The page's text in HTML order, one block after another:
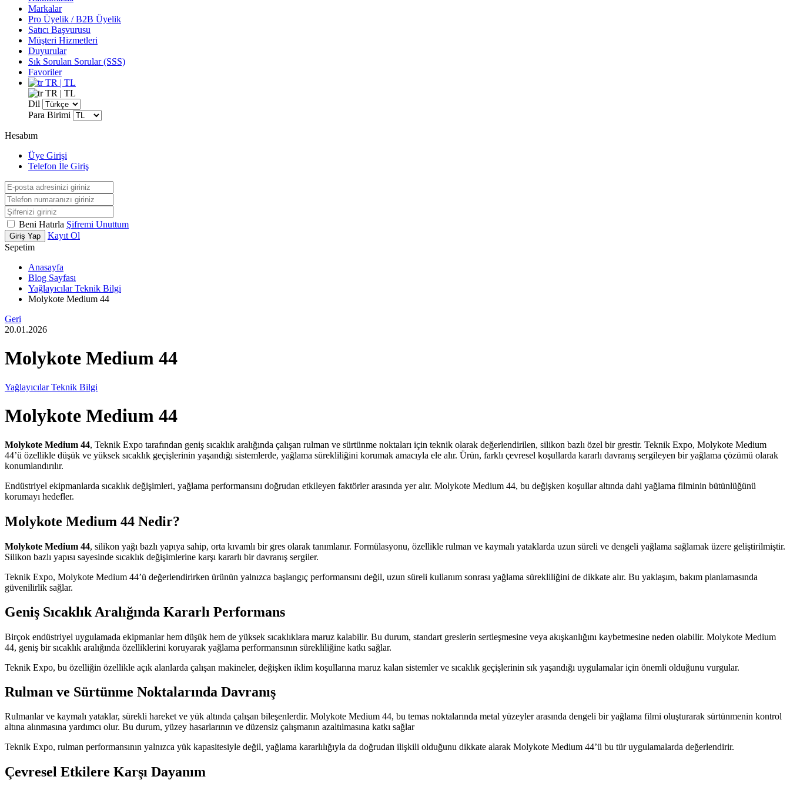
Markalar
Pro Üyelik / B2B Üyelik
Satıcı Başvurusu
Müşteri Hizmetleri
Duyurular
Sık Sorulan Sorular (SSS)
Favoriler
TR | TL
TR | TL
Dil
Para Birimi
Hesabım
Üye Girişi
Telefon İle Giriş
Beni Hatırla Şifremi Unuttum
Giriş Yap
Kayıt Ol
Sepetim
Anasayfa
Blog Sayfası
Yağlayıcılar Teknik Bilgi
Molykote Medium 44
Geri
20.01.2026
Molykote Medium 44
Yağlayıcılar Teknik Bilgi
Molykote Medium 44
Molykote Medium 44, Teknik Expo tarafından geniş sıcaklık aralığında çalışan rulman ve sürtünme noktaları için teknik olarak değerlendirilen, silikon bazlı özel bir grestir. Teknik Expo, Molykote Medium
44’ü özellikle düşük ve yüksek sıcaklık geçişlerinin yaşandığı sistemlerde, yağlama sürekliliğini korumak amacıyla ele alır. Ürün, farklı çevresel koşullarda kararlı davranış sergileyen bir yağlama çözümü olarak
konumlandırılır.
Endüstriyel ekipmanlarda sıcaklık değişimleri, yağlama performansını doğrudan etkileyen faktörler arasında yer alır. Molykote Medium 44, bu değişken koşullar altında dahi yağlama filminin bütünlüğünü
korumayı hedefler.
Molykote Medium 44 Nedir?
Molykote Medium 44, silikon yağı bazlı yapıya sahip, orta kıvamlı bir gres olarak tanımlanır. Formülasyonu, özellikle rulman ve kaymalı yataklarda uzun süreli ve dengeli yağlama sağlamak üzere geliştirilmiştir.
Silikon bazlı yapısı sayesinde sıcaklık değişimlerine karşı kararlı bir davranış sergiler.
Teknik Expo, Molykote Medium 44’ü değerlendirirken ürünün yalnızca başlangıç performansını değil, uzun süreli kullanım sonrası yağlama sürekliliğini de dikkate alır. Bu yaklaşım, bakım planlamasında
güvenilirlik sağlar.
Geniş Sıcaklık Aralığında Kararlı Performans
Birçok endüstriyel uygulamada ekipmanlar hem düşük hem de yüksek sıcaklıklara maruz kalabilir. Bu durum, standart greslerin sertleşmesine veya akışkanlığını kaybetmesine neden olabilir. Molykote Medium
44, geniş bir sıcaklık aralığında özelliklerini koruyarak yağlama performansının sürekliliğine katkı sağlar.
Teknik Expo, bu özelliğin özellikle açık alanlarda çalışan makineler, değişken iklim koşullarına maruz kalan sistemler ve sıcaklık geçişlerinin sık yaşandığı uygulamalar için önemli olduğunu vurgular.
Rulman ve Sürtünme Noktalarında Davranış
Rulmanlar ve kaymalı yataklar, sürekli hareket ve yük altında çalışan bileşenlerdir. Molykote Medium 44, bu temas noktalarında metal yüzeyler arasında dengeli bir yağlama filmi oluşturarak sürtünmenin kontrol
altına alınmasına yardımcı olur. Bu durum, yüzey hasarlarının ve düzensiz çalışmanın azaltılmasına katkı sağlar
Teknik Expo, rulman performansının yalnızca yük kapasitesiyle değil, yağlama kararlılığıyla da doğrudan ilişkili olduğunu dikkate alarak Molykote Medium 44’ü bu tür uygulamalarda değerlendirir.
Çevresel Etkilere Karşı Dayanım